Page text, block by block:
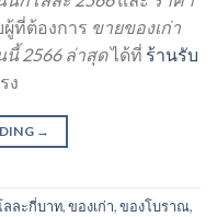
ที่ต้องการ ขายของเก่า
นี้ 2566 ล่าสุดได้ที่ ร้านรับ
ง
→
ละกี่บาท,ของเก่า,ของโบราณ,